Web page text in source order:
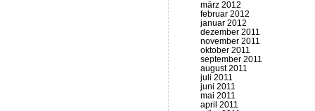
märz 2012
februar 2012
januar 2012
dezember 2011
november 2011
oktober 2011
september 2011
august 2011
juli 2011
juni 2011
mai 2011
april 2011